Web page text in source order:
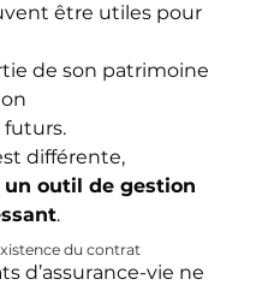
être utiles pour
de son patrimoine
futurs.
différente,
un outil de gestion
.
du contrat
d’assurance-vie ne